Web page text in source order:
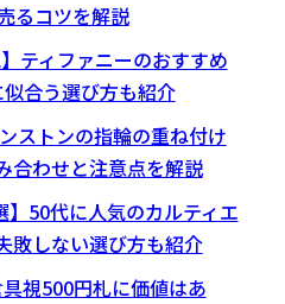
るコツを解説
】ティファニーのおすすめ
合う選び方も紹介
ストンの指輪の重ね付け
合わせと注意点を解説
】50代に人気のカルティエ
敗しない選び方も紹介
具視500円札に価値はあ